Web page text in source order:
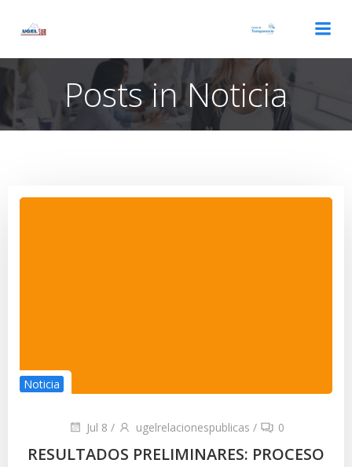
Posts in Noticia
Noticia
Jul 8 / ugelrelacionespublicas / 0
RESULTADOS PRELIMINARES: PROCESO